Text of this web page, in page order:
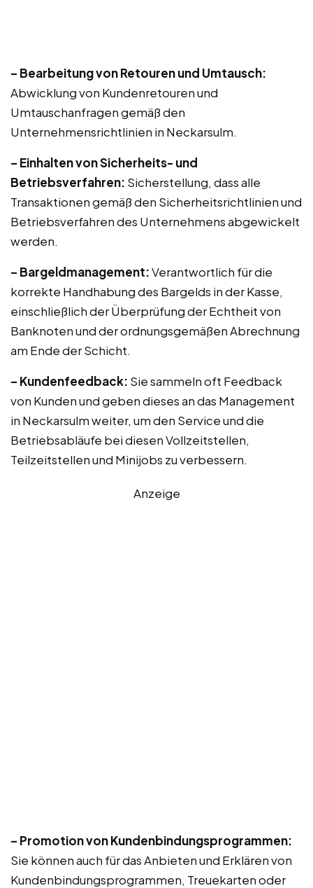
– Bearbeitung von Retouren und Umtausch:
Abwicklung von Kundenretouren und
Umtauschanfragen gemäß den
Unternehmensrichtlinien in Neckarsulm.
– Einhalten von Sicherheits- und
Betriebsverfahren: Sicherstellung, dass alle
Transaktionen gemäß den Sicherheitsrichtlinien und
Betriebsverfahren des Unternehmens abgewickelt
werden.
– Bargeldmanagement:Verantwortlich für die
korrekte Handhabung des Bargelds in der Kasse,
einschließlich der Überprüfung der Echtheit von
Banknoten und der ordnungsgemäßen Abrechnung
am Ende der Schicht.
– Kundenfeedback: Sie sammeln oft Feedback
von Kunden und geben dieses an das Management
in Neckarsulm weiter, um den Service und die
Betriebsabläufe bei diesen Vollzeitstellen,
Teilzeitstellen und Minijobs zu verbessern.
Anzeige
– Promotion von Kundenbindungsprogrammen:
Sie können auch für das Anbieten und Erklären von
Kundenbindungsprogrammen, Treuekarten oder